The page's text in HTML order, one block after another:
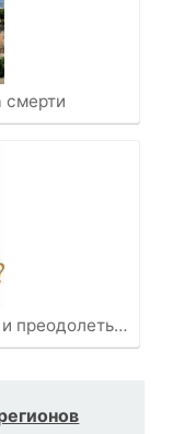
смерти
преодолеть…